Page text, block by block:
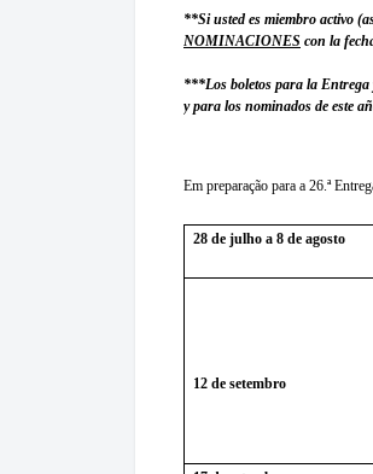
**Si usted es miembro activo
NOMINACIONES con la
***Los boletos para la
y para los nominados de este
Em preparação para a 26.ª
28 de julho a 8 de agosto
12 de setembro